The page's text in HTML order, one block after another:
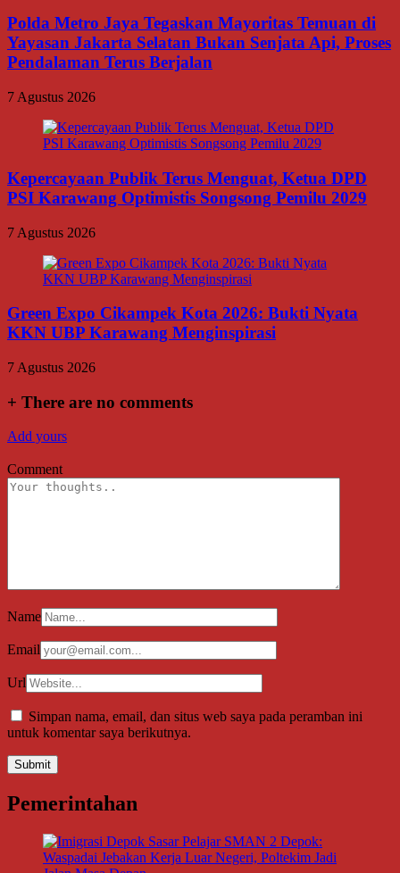
Polda Metro Jaya Tegaskan Mayoritas Temuan di
Yayasan Jakarta Selatan Bukan Senjata Api, Proses
Pendalaman Terus Berjalan
7 Agustus 2026
Kepercayaan Publik Terus Menguat, Ketua DPD
PSI Karawang Optimistis Songsong Pemilu 2029
7 Agustus 2026
Green Expo Cikampek Kota 2026: Bukti Nyata
KKN UBP Karawang Menginspirasi
7 Agustus 2026
+ There are no comments
Add yours
Comment
Name
Email
Url
Simpan nama, email, dan situs web saya pada peramban ini
untuk komentar saya berikutnya.
Pemerintahan